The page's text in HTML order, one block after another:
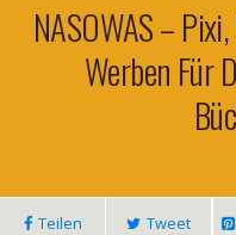
NASOWAS –
Werben Für
Teilen Tweet